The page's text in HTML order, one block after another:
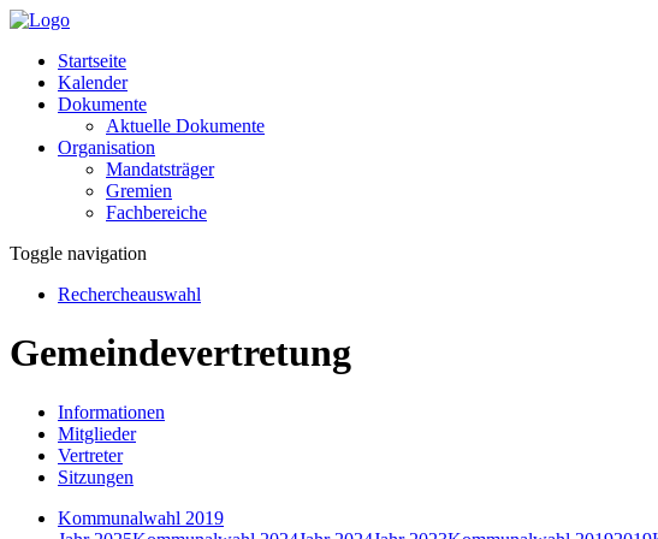
Startseite
Kalender
Dokumente
Aktuelle Dokumente
Organisation
Mandatsträger
Gremien
Fachbereiche
Toggle navigation
Rechercheauswahl
Gemeindevertretung
Informationen
Mitglieder
Vertreter
Sitzungen
Kommunalwahl 2019